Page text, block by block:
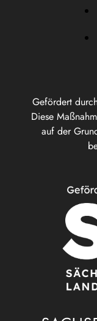
Gefördert
Diese
auf der